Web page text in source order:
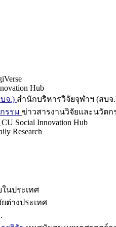
Hub
จ.) สำนักบริหารวิจัยจุฬาฯ (สบจ
รรม ข่าวสารงานวิจัยและนวัตก
CU Social Innovation Hub
Research
นประเทศ
ต่างประเทศ